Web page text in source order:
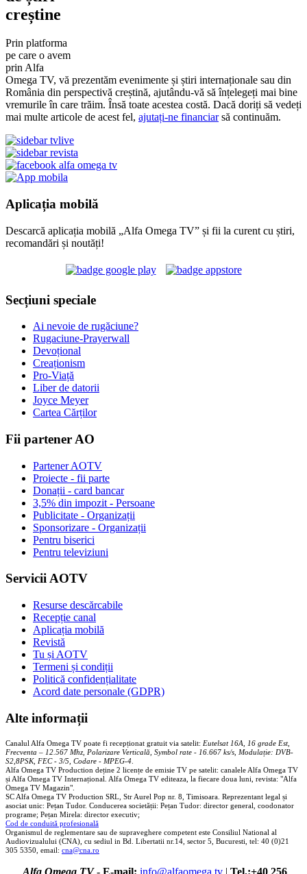
creștine
Prin platforma
pe care o avem
prin Alfa
Omega TV, vă prezentăm evenimente și știri internaționale sau din
România din perspectivă creștină, ajutându-vă să înțelegeți mai bine
vremurile în care trăim. Însă toate acestea costă. Dacă doriți să vedeți
mai multe articole de acest fel, ajutați-ne financiarsă continuăm.
Aplicația mobilă
Descarcă aplicația mobilă „Alfa Omega TV” și fii la curent cu știri,
recomandări și noutăți!
Secțiuni speciale
Ai nevoie de rugăciune?
Rugaciune-Prayerwall
Devoțional
Creaționism
Pro-Viață
Liber de datorii
Joyce Meyer
Cartea Cărților
Fii partener AO
Partener AOTV
Proiecte - fii parte
Donații - card bancar
3,5% din impozit - Persoane
Publicitate - Organizații
Sponsorizare - Organizații
Pentru biserici
Pentru televiziuni
Servicii AOTV
Resurse descărcabile
Recepție canal
Aplicația mobilă
Revistă
Tu și AOTV
Termeni și condiții
Politică confidențialitate
Acord date personale (GDPR)
Alte informații
Canalul Alfa Omega TV poate fi recepționat gratuit via satelit: Eutelsat 16A, 16 grade Est,
Frecventa – 12.567 Mhz, Polarizare Verticală, Symbol rate - 16.667 ks/s, Modulație: DVB-
S2,8PSK, FEC - 3/5, Codare - MPEG-4
Alfa Omega TV Production deține 2 licențe de emisie TV pe satelit: canalele Alfa Omega TV
și Alfa Omega TV Internațional. Alfa Omega TV editeaza, la fiecare doua luni, revista: "Alfa
Omega TV Magazin".
SC Alfa Omega TV Production SRL, Str Aurel Pop nr. 8, Timisoara. Reprezentant legal și
asociat unic: Pețan Tudor. Conducerea societății: Pețan Tudor: director general, coodonator
programe; Pețan Mirela: director executiv;
Cod de conduită profesională
Organismul de reglementare sau de supraveghere competent este Consiliul National al
Audiovizualului (CNA), cu sediul in Bd. Libertatii nr.14, sector 5, Bucuresti, tel: 40 (0)21
305 5350, email: cna@cna.ro
Alfa Omega TV- E-mail: info@alfaomega.tv | Tel.:+40 256